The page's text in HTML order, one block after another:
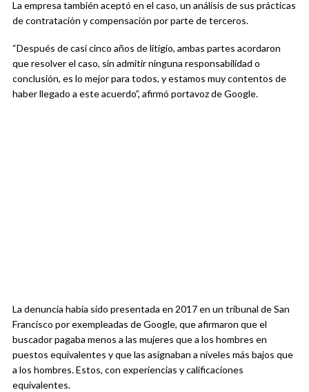
La empresa también aceptó en el caso, un análisis de sus prácticas
de contratación y compensación por parte de terceros.
“Después de casi cinco años de litigio, ambas partes acordaron
que resolver el caso, sin admitir ninguna responsabilidad o
conclusión, es lo mejor para todos, y estamos muy contentos de
haber llegado a este acuerdo”, afirmó portavoz de Google.
La denuncia había sido presentada en 2017 en un tribunal de San
Francisco por exempleadas de Google, que afirmaron que el
buscador pagaba menos a las mujeres que a los hombres en
puestos equivalentes y que las asignaban a niveles más bajos que
a los hombres. Estos, con experiencias y calificaciones
equivalentes.